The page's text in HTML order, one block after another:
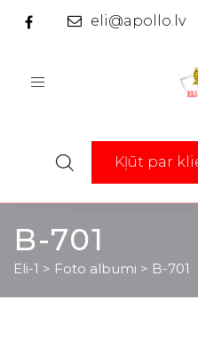
eli@apollo.lv
Toggle
Kļūt par
B-701
Eli-1 > Foto albumi > B-701